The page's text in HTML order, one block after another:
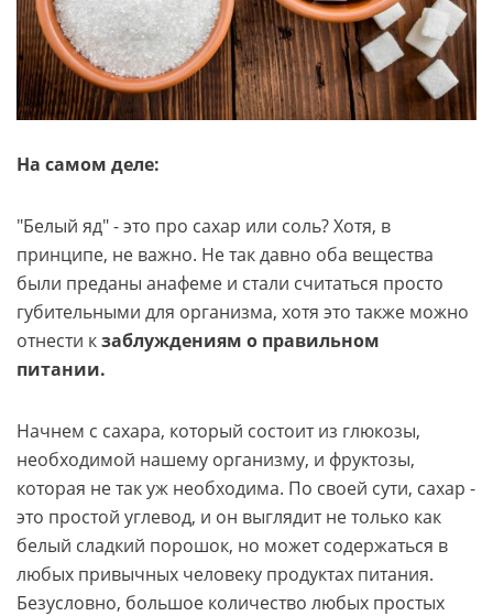
На самом деле:
"Белый яд" - это про сахар или соль? Хотя, в
принципе, не важно. Не так давно оба вещества
были преданы анафеме и стали считаться просто
губительными для организма, хотя это также можно
отнести кзаблуждениям о правильном
питании.
Начнем с сахара, который состоит из глюкозы,
необходимой нашему организму, и фруктозы,
которая не так уж необходима. По своей сути, сахар -
это простой углевод, и он выглядит не только как
белый сладкий порошок, но может содержаться в
любых привычных человеку продуктах питания.
Безусловно, большое количество любых простых